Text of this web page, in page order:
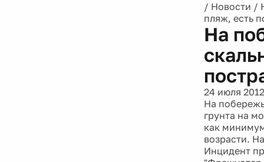
/ Новости /
пляж, есть
На
24 июля 2012
На
грунта на
как
возрасти.
Инцидент